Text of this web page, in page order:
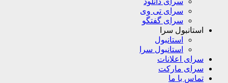
سرای تی وی
سرای گفتگو
استانبول سرا
استانبول
استانبول سرا
سرای اعلانات
سرای مارکت
تماس با ما